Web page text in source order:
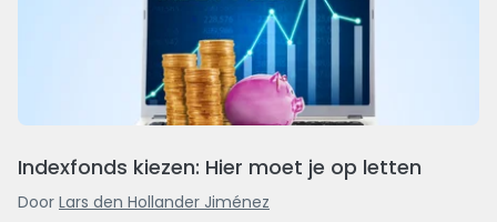
Indexfonds kiezen: Hier moet je op letten
Door Lars den Hollander Jiménez